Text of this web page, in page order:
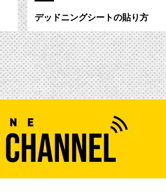
デッドニングシートの貼り方